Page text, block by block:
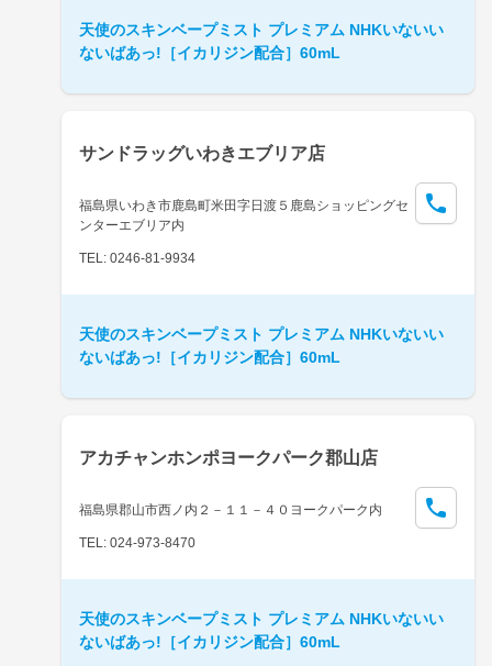
天使のスキンベープミスト プレミアム NHKいないい
ないばあっ!［イカリジン配合］60mL
サンドラッグいわきエブリア店
福島県いわき市鹿島町米田字日渡５鹿島ショッピングセ
ンターエブリア内
TEL: 0246-81-9934
天使のスキンベープミスト プレミアム NHKいないい
ないばあっ!［イカリジン配合］60mL
アカチャンホンポヨークパーク郡山店
福島県郡山市西ノ内２－１１－４０ヨークパーク内
TEL: 024-973-8470
天使のスキンベープミスト プレミアム NHKいないい
ないばあっ!［イカリジン配合］60mL